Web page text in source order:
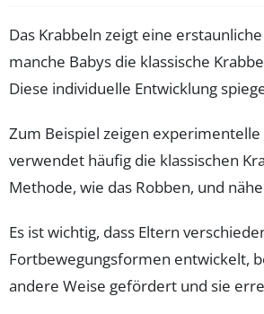
Das Krabbeln zeigt eine
manche Babys die klassische
Diese individuelle Entwicklung
Zum Beispiel zeigen
verwendet häufig die klassischen
Methode, wie das Robben, und
Es ist wichtig, dass Eltern
Fortbewegungsformen entwickelt,
andere Weise gefördert und sie